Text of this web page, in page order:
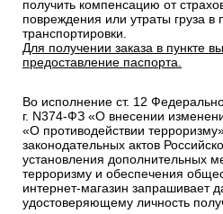
получить компенсацию от
повреждения или утраты груза в
транспортировки.
Для получении заказа в пункте
предоставление паспорта.
Во исполнение ст. 12
г. N374-ФЗ «О внесении
«О противодействии
законодательных актов
установления дополнительных
терроризму и обеспечения
интернет-магазин запрашивает
удостоверяющему личность